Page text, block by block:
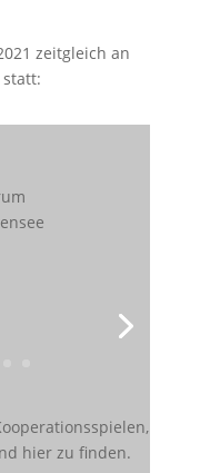
zeitgleich an
hier zu finden.